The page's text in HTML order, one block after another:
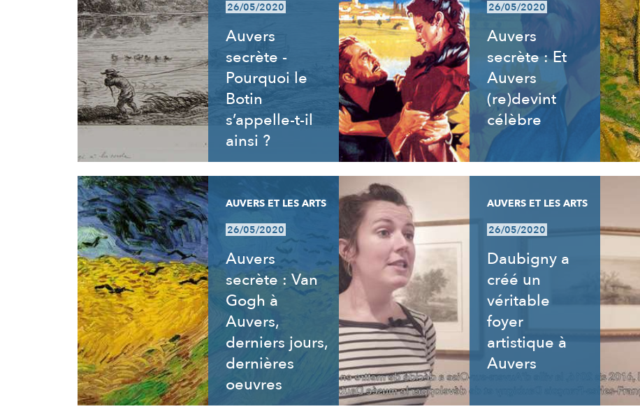
26/05/2020
Auvers
secrète -
Pourquoi le
Botin
s’appelle-t-il
ainsi ?
26/05/2020
Auvers
secrète : Et
Auvers
(re)devint
célèbre
AUVERS ET LES ARTS
26/05/2020
Auvers
secrète : Van
Gogh à
Auvers,
derniers jours,
dernières
oeuvres
AUVERS ET LES ARTS
26/05/2020
Daubigny a
créé un
véritable
foyer
artistique à
Auvers